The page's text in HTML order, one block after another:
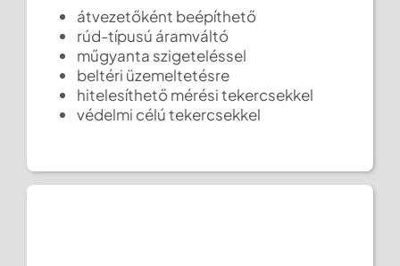
átvezetőként beépíthető
rúd-típusú áramváltó
műgyanta szigeteléssel
beltéri üzemeltetésre
hitelesíthető mérési tekercsekkel
védelmi célú tekercsekkel